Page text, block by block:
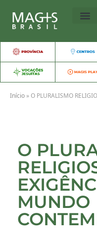
Início »O PLURALISMO RELIGIOSO E
O
MUNDO